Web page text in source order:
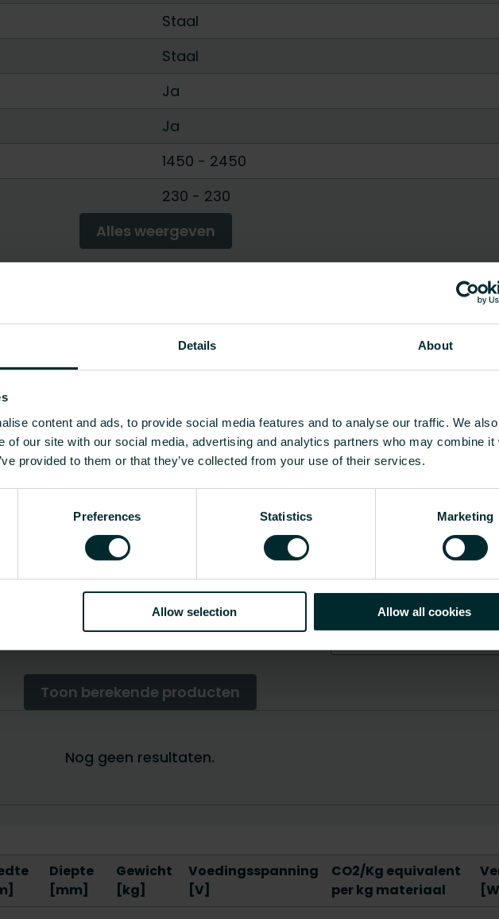
Details About
content and ads, to provide social media features and to analyse our traffic. We
of our site with our social media, advertising and analytics partners who may combine it
provided to them or that they’ve collected from your use of their services.
Preferences Statistics Marketing
Allow selection Allow all cookies
Staal
Staal
Ja
Ja
1450 - 2450
230 - 230
Alles weergeven
Diepte
[mm]
Gewicht
[kg]
Voedingsspanning
[V]
CO2/Kg equivalent
per kg materiaal